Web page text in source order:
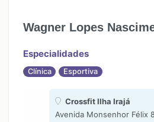
Wagner Lopes
Especialidades
Clínica Esportiva
Crossfit Ilha Irajá
Avenida Monsenhor Félix